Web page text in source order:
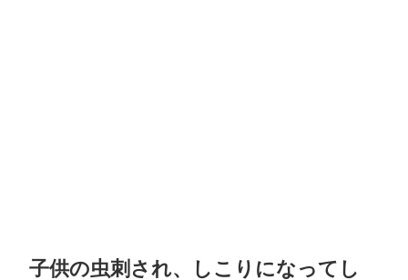
子供の虫刺され、しこりになってし